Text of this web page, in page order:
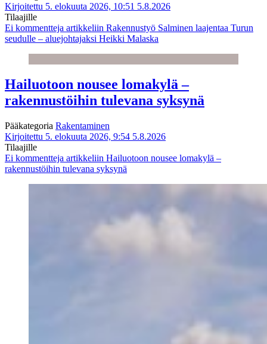
Kirjoitettu 5. elokuuta 2026, 10:51 5.8.2026
Tilaajille
Ei kommentteja artikkeliin Rakennustyö Salminen laajentaa Turun
seudulle – aluejohtajaksi Heikki Malaska
Hailuotoon nousee lomakylä –
rakennustöihin tulevana syksynä
Pääkategoria Rakentaminen
Kirjoitettu 5. elokuuta 2026, 9:54 5.8.2026
Tilaajille
Ei kommentteja artikkeliin Hailuotoon nousee lomakylä –
rakennustöihin tulevana syksynä